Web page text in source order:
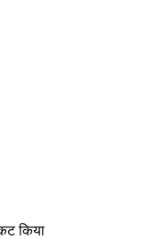
किया